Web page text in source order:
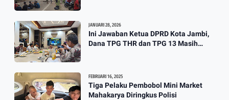
JANUARI 28, 2026
Ini Jawaban Ketua DPRD Kota Jambi,
Dana TPG THR dan TPG 13 Masih
FEBRUARI 16, 2025
Tiga Pelaku Pembobol Mini Market
Mahakarya Diringkus Polisi